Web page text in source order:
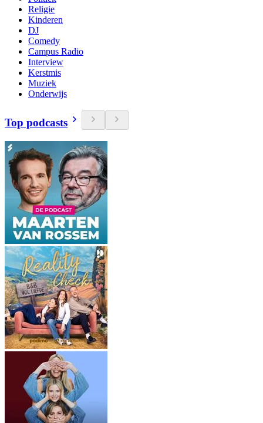
Religie
Kinderen
DJ
Comedy
Campus Radio
Interview
Kerstmis
Muziek
Onderwijs
Top podcasts